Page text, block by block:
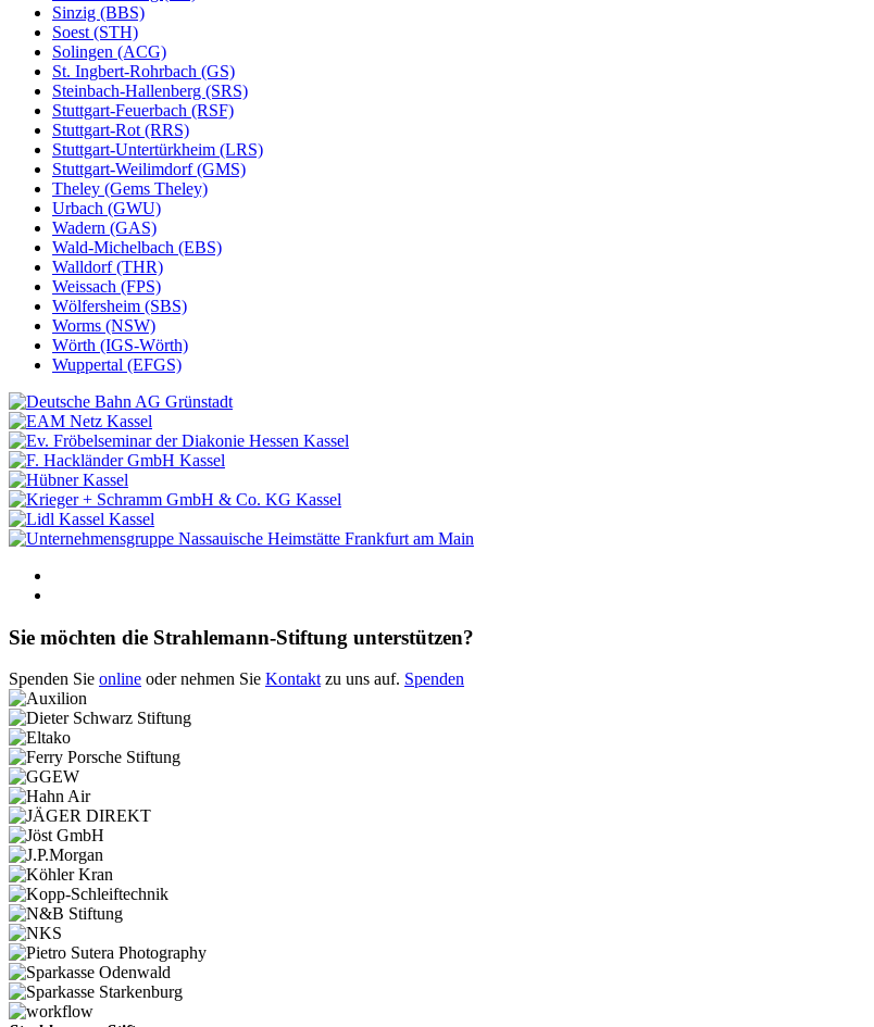
Sinzig (BBS)
Soest (STH)
Solingen (ACG)
St. Ingbert-Rohrbach (GS)
Steinbach-Hallenberg (SRS)
Stuttgart-Feuerbach (RSF)
Stuttgart-Rot (RRS)
Stuttgart-Untertürkheim (LRS)
Stuttgart-Weilimdorf (GMS)
Theley (Gems Theley)
Urbach (GWU)
Wadern (GAS)
Wald-Michelbach (EBS)
Walldorf (THR)
Weissach (FPS)
Wölfersheim (SBS)
Worms (NSW)
Wörth (IGS-Wörth)
Wuppertal (EFGS)
Grünstadt
Kassel
Kassel
Kassel
Kassel
Kassel
Kassel
Frankfurt am Main
Sie möchten die Strahlemann-Stiftung unterstützen?
Spenden Sie online oder nehmen Sie Kontakt zu uns auf. Spenden